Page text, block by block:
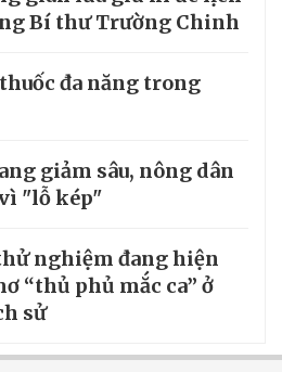
Bí thư Trường Chinh
đa năng trong
giảm sâu, nông dân
"lỗ kép"
nghiệm đang hiện
“thủ phủ mắc ca” ở
sử